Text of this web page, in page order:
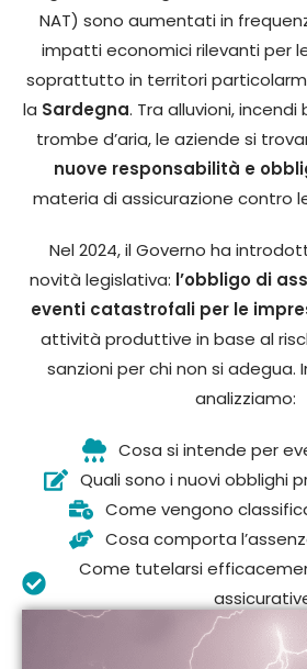
NAT) sono aumentati in
impatti economici rilevanti per
soprattutto in territori
la Sardegna. Tra alluvioni,
trombe d’aria, le aziende si
nuove responsabilità e
materia di assicurazione contro
Nel 2024, il Governo ha
novità legislativa: l’obbligo di
eventi catastrofali per le
attività produttive in base al
sanzioni per chi non si adegua.
analizziamo:
Cosa si intende per
Quali sono i nuovi obblighi
Come vengono
Cosa comporta
Come tutelarsi